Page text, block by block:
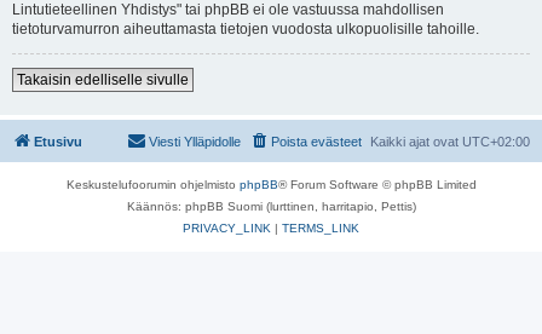
Lintutieteellinen Yhdistys" tai phpBB ei ole vastuussa mahdollisen
tietoturvamurron aiheuttamasta tietojen vuodosta ulkopuolisille tahoille.
Takaisin edelliselle sivulle
Etusivu Kaikki ajat ovat UTC+02:00
Poista evästeet
Viesti Ylläpidolle
Keskustelufoorumin ohjelmisto phpBB® Forum Software © phpBB Limited
Käännös: phpBB Suomi (lurttinen, harritapio, Pettis)
PRIVACY_LINK | TERMS_LINK